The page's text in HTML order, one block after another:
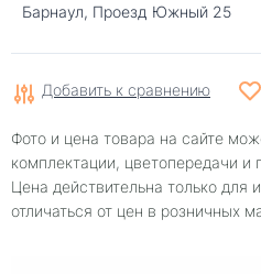
Барнаул, Проезд Южный 25
Добавить к сравнению
Фото и цена товара на сайте
комплектации, цветопередачи и
Цена действительна только для
отличаться от цен в розничных